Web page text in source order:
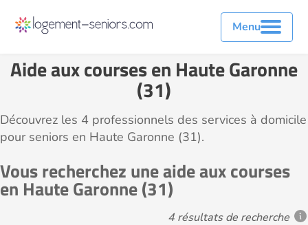
Menu
Aide aux courses en Haute Garonne
(31)
Découvrez les 4 professionnels des services à domicile
pour seniors en Haute Garonne (31).
Vous recherchez une aide aux courses
en Haute Garonne (31)
4 résultats de recherche